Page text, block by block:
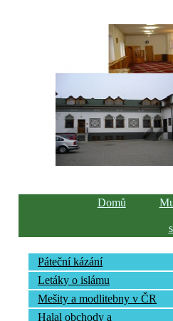
Domů
Páteční kázání
Letáky o islámu
Mešity a modlitebny v ČR
Halal obchody a